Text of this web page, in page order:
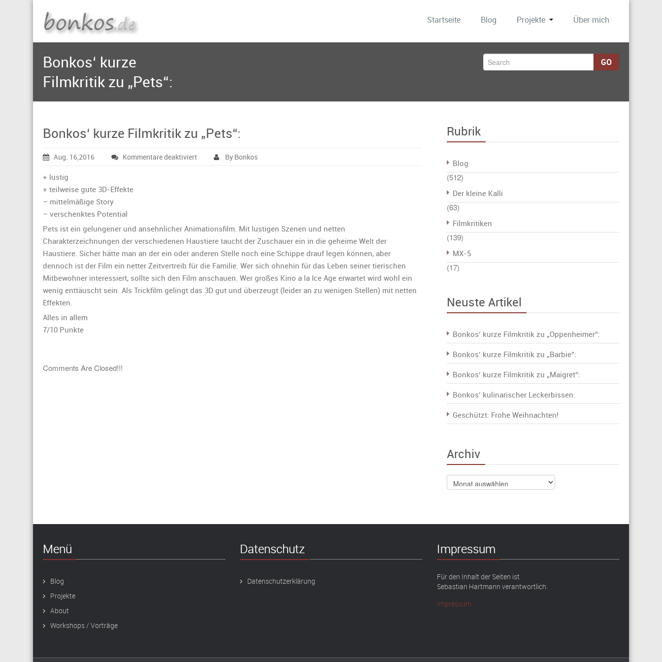
Startseite Blog Projekte Über mich
Bonkos‘ kurze
Filmkritik zu „Pets“:
GO
Bonkos‘ kurze Filmkritik zu „Pets“:
Aug. 16,2016 Kommentare deaktiviertfür
By Bonkos
+ lustig
+ teilweise gute 3D-Effekte
– mittelmäßige Story
– verschenktes Potential
Pets ist ein gelungener und ansehnlicher Animationsfilm. Mit lustigen Szenen und netten
Charakterzeichnungen der verschiedenen Haustiere taucht der Zuschauer ein in die geheime Welt der
Haustiere. Sicher hätte man an der ein oder anderen Stelle noch eine Schippe drauf legen können, aber
dennoch ist der Film ein netter Zeitvertreib für die Familie. Wer sich ohnehin für das Leben seiner tierischen
Mitbewohner interessiert, sollte sich den Film anschauen. Wer großes Kino a la Ice Age erwartet wird wohl ein
wenig enttäuscht sein. Als Trickfilm gelingt das 3D gut und überzeugt (leider an zu wenigen Stellen) mit netten
Effekten.
Alles in allem
7/10 Punkte
Comments Are Closed!!!
Rubrik
Blog
(512)
Der kleine Kalli
(63)
Filmkritiken
(139)
MX-5
(17)
Neuste Artikel
Bonkos‘ kurze Filmkritik zu „Oppenheimer“:
Bonkos‘ kurze Filmkritik zu „Barbie“:
Bonkos‘ kurze Filmkritik zu „Maigret“:
Bonkos‘ kulinarischer Leckerbissen:
Geschützt: Frohe Weihnachten!
Archiv
Archiv
Menü
Blog
Projekte
About
Workshops / Vorträge
Datenschutz
Datenschutzerklärung
Impressum
Für den Inhalt der Seiten ist
Sebastian Hartmann verantwortlich.
Impressum